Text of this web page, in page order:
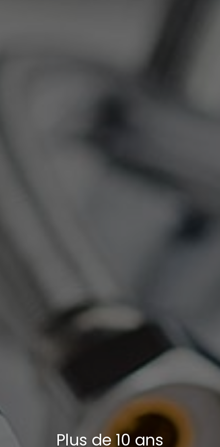
Plus de 10 ans